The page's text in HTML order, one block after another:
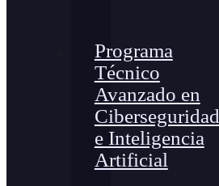
Programa
Técnico
Avanzado en
Ciberseguridad
e Inteligencia
Artificial